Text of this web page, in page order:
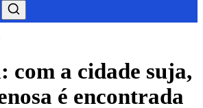
com a cidade suja,
é encontrada